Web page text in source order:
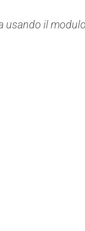
usando il